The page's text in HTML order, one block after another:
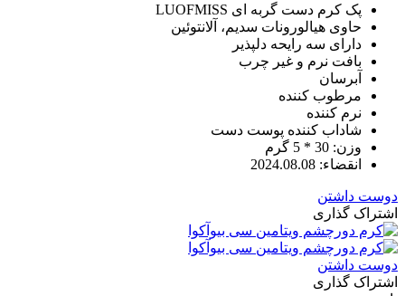
پک کرم دست گربه ای LUOFMISS
حاوی هیالورونات سدیم، آلانتوئین
دارای سه رایحه دلپذیر
بافت نرم و غیر چرب
آبرسان
مرطوب کننده
نرم کننده
شاداب کننده پوست دست
وزن: 30 * 5 گرم
انقضاء: 2024.08.08
دوست داشتن
اشتراک گذاری
دوست داشتن
اشتراک گذاری